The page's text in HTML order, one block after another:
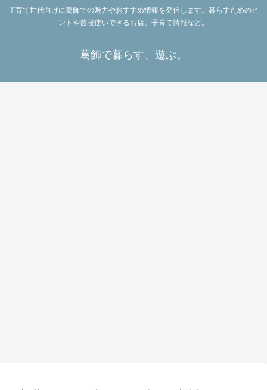
子育て世代向けに葛飾での魅力やおすすめ情報を発信します。暮らすためのヒ
ントや普段使いできるお店、子育て情報など。
葛飾で暮らす、遊ぶ。